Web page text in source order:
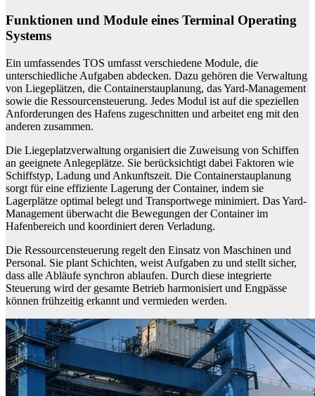
Funktionen und Module eines Terminal Operating
Systems
Ein umfassendes TOS umfasst verschiedene Module, die
unterschiedliche Aufgaben abdecken. Dazu gehören die Verwaltung
von Liegeplätzen, die Containerstauplanung, das Yard-Management
sowie die Ressourcensteuerung. Jedes Modul ist auf die speziellen
Anforderungen des Hafens zugeschnitten und arbeitet eng mit den
anderen zusammen.
Die Liegeplatzverwaltung organisiert die Zuweisung von Schiffen
an geeignete Anlegeplätze. Sie berücksichtigt dabei Faktoren wie
Schiffstyp, Ladung und Ankunftszeit. Die Containerstauplanung
sorgt für eine effiziente Lagerung der Container, indem sie
Lagerplätze optimal belegt und Transportwege minimiert. Das Yard-
Management überwacht die Bewegungen der Container im
Hafenbereich und koordiniert deren Verladung.
Die Ressourcensteuerung regelt den Einsatz von Maschinen und
Personal. Sie plant Schichten, weist Aufgaben zu und stellt sicher,
dass alle Abläufe synchron ablaufen. Durch diese integrierte
Steuerung wird der gesamte Betrieb harmonisiert und Engpässe
können frühzeitig erkannt und vermieden werden.